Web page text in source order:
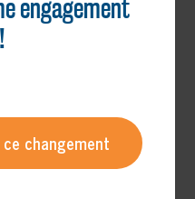
engagement
changement